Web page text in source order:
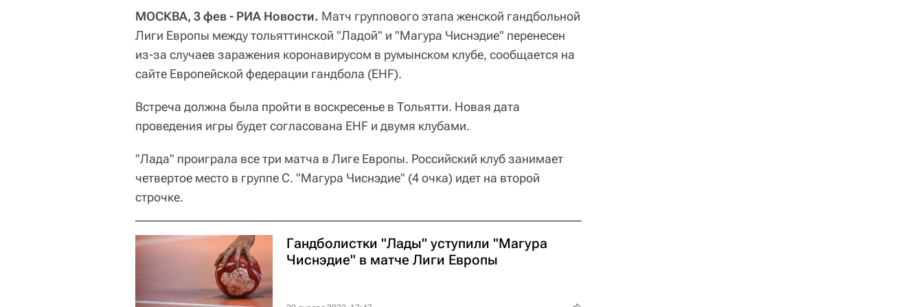
МОСКВА, 3 фев - РИА Новости. Матч группового этапа женской гандбольной
Лиги Европы между тольяттинской "Ладой" и "Магура Чиснэдие" перенесен
из-за случаев заражения коронавирусом в румынском клубе, сообщается на
сайте Европейской федерации гандбола (EHF).
Встреча должна была пройти в воскресенье в Тольятти. Новая дата
проведения игры будет согласована EHF и двумя клубами.
"Лада" проиграла все три матча в Лиге Европы. Российский клуб занимает
четвертое место в группе С. "Магура Чиснэдие" (4 очка) идет на второй
строчке.
Гандболистки "Лады" уступили "Магура
Чиснэдие" в матче Лиги Европы